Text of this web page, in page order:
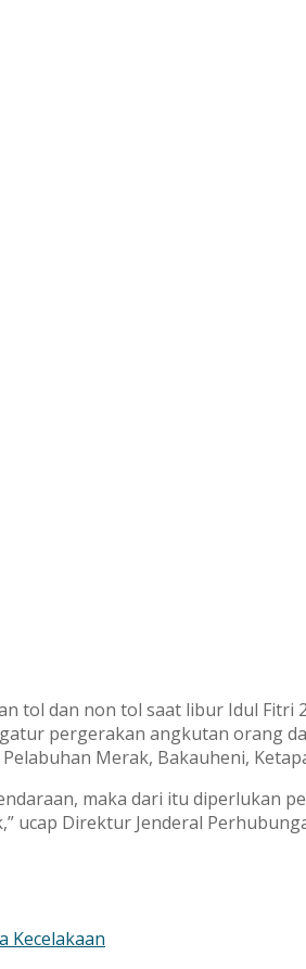
tol dan non tol saat libur Idul Fitri
pergerakan angkutan orang
Merak, Bakauheni,
maka dari itu diperlukan
ucap Direktur Jenderal